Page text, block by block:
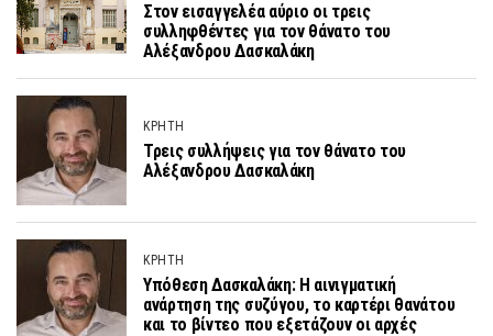
Στον εισαγγελέα αύριο οι τρεις
συλληφθέντες για τον θάνατο του
Αλέξανδρου Δασκαλάκη
ΚΡΗΤΗ
Τρεις συλλήψεις για τον θάνατο του
Αλέξανδρου Δασκαλάκη
ΚΡΗΤΗ
Υπόθεση Δασκαλάκη: Η αινιγματική
ανάρτηση της συζύγου, το καρτέρι θανάτου
και το βίντεο που εξετάζουν οι αρχές